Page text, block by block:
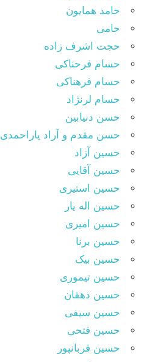
حامد همایون
حامی
حجت اشرف زاده
حسام فرحناکی
حسام فرهناکی
حسام لرنژاد
حسن دنیابین
حسن مقدم و آراد یاراحمدی
حسین آزاد
حسین آقایی
حسین استیری
حسین اله یار
حسین امیری
حسین برنا
حسین بیک
حسین تیموری
حسین دهقان
حسین سیفی
حسین فتحی
حسین قربانپور